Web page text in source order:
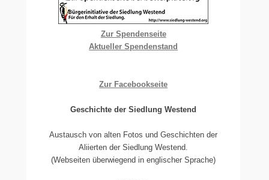
Zur Spendenseite
Aktueller Spendenstand
Zur Facebookseite
Geschichte der Siedlung Westend
Austausch von alten Fotos und Geschichten der
Aliierten der Siedlung Westend.
(Webseiten überwiegend in englischer Sprache)